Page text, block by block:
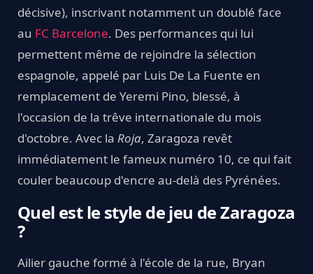
décisive), inscrivant notamment un doublé face
au FC Barcelone. Des performances qui lui
permettent même de rejoindre la sélection
espagnole, appelé par Luis De La Fuente en
remplacement de Yeremi Pino, blessé, à
l'occasion de la trêve internationale du mois
d'octobre. Avec la Roja, Zaragoza revêt
immédiatement le fameux numéro 10, ce qui fait
couler beaucoup d'encre au-delà des Pyrénées.
Quel est le style de jeu de Zaragoza
?
Ailier gauche formé à l'école de la rue, Bryan